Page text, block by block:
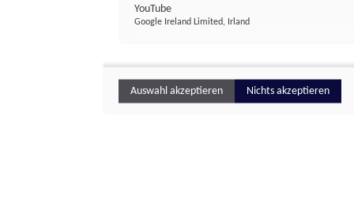
YouTube
Google Ireland Limited, Irland
Auswahl akzeptieren Nichts akzeptieren